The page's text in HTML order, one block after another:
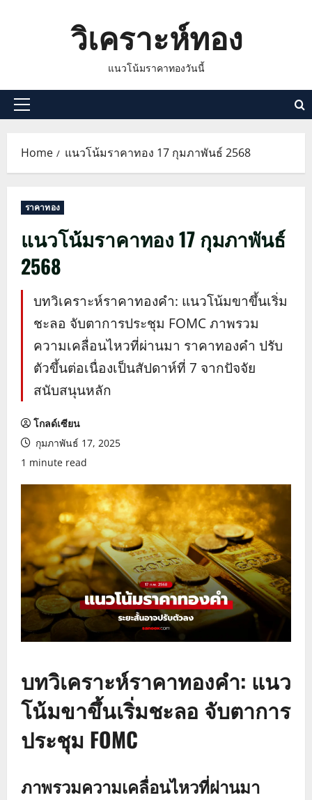
วิเคราะห์ทอง
แนวโน้มราคาทองวันนี้
Primary
Home แนวโน้มราคาทอง 17 กุมภาพันธ์ 2568
ราคาทอง
แนวโน้มราคาทอง 17 กุมภาพันธ์
2568
บทวิเคราะห์ราคาทองคำ: แนวโน้มขาขึ้นเริ่ม
ชะลอ จับตาการประชุม FOMC ภาพรวม
ความเคลื่อนไหวที่ผ่านมา ราคาทองคำ ปรับ
ตัวขึ้นต่อเนื่องเป็นสัปดาห์ที่ 7 จากปัจจัย
สนับสนุนหลัก
โกลด์เซียน
กุมภาพันธ์ 17, 2025
1 minute read
บทวิเคราะห์ราคาทองคำ: แนว
โน้มขาขึ้นเริ่มชะลอ จับตาการ
ประชุม FOMC
ภาพรวมความเคลื่อนไหวที่ผ่านมา